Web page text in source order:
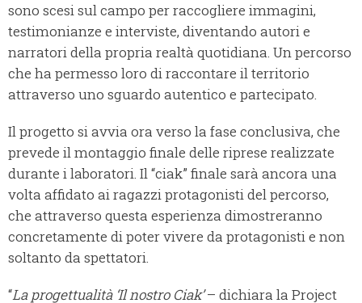
sono scesi sul campo per raccogliere immagini,
testimonianze e interviste, diventando autori e
narratori della propria realtà quotidiana. Un percorso
che ha permesso loro di raccontare il territorio
attraverso uno sguardo autentico e partecipato.
Il progetto si avvia ora verso la fase conclusiva, che
prevede il montaggio finale delle riprese realizzate
durante i laboratori. Il “ciak” finale sarà ancora una
volta affidato ai ragazzi protagonisti del percorso,
che attraverso questa esperienza dimostreranno
concretamente di poter vivere da protagonisti e non
soltanto da spettatori.
“La progettualità ‘Il nostro Ciak’– dichiara la Project